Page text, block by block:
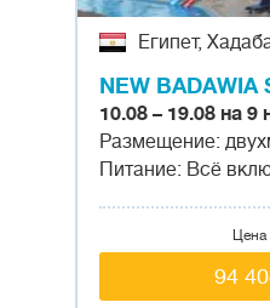
Египет,
NEW BADAWIA
10.08 – 19.08 на 9
Размещение:
Питание: Всё
Цена
94